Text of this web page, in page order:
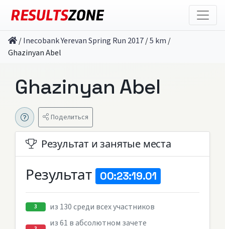
/Inecobank Yerevan Spring Run 2017/5 km /
Ghazinyan Abel
Ghazinyan Abel
Поделиться
Результат и занятые места
Результат 00:23:19.01
3 из 130 среди всех участников
из 61 в абсолютном зачете